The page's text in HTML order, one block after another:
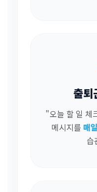
출퇴
"오늘 할 일 체
메시지를 매
습